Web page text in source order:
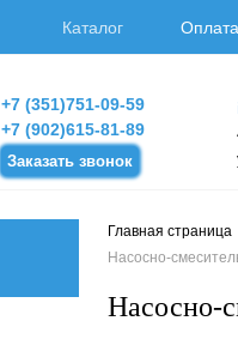
Каталог Оплата
+7 (351)751-09-59
+7 (902)615-81-89
Заказать звонок
Главная страница
Насосно-
Насосно-